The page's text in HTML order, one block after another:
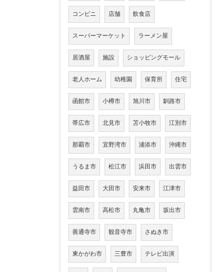
コンビニ 店舗 飲食店
スーパーマーケット ラーメン屋
居酒屋 施設 ショッピングモール
老人ホーム 幼稚園 保育所 住宅
函館市 小樽市 旭川市 釧路市
帯広市 北見市 苫小牧市 江別市
那覇市 宜野湾市 浦添市 沖縄市
うるま市 松江市 浜田市 出雲市
益田市 大田市 安来市 江津市
雲南市 高松市 丸亀市 坂出市
善通寺市 観音寺市 さぬき市
東かがわ市 三豊市 テレビ出演